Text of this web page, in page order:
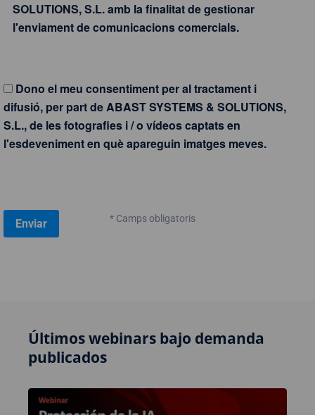
SOLUTIONS, S.L. amb la finalitat de gestionar
l'enviament de comunicacions comercials.
Dono el meu consentiment per al tractament i
difusió, per part de ABAST SYSTEMS & SOLUTIONS,
S.L., de les fotografies i / o vídeos captats en
l'esdeveniment en què apareguin imatges meves.
* Camps obligatoris
Últimos webinars bajo demanda
publicados